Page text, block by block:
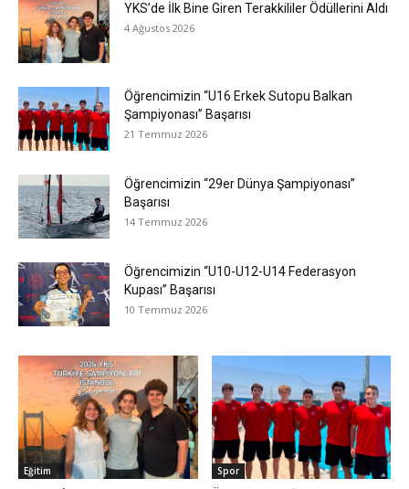
YKS’de İlk Bine Giren Terakkililer Ödüllerini Aldı
4 Ağustos 2026
Öğrencimizin “U16 Erkek Sutopu Balkan
Şampiyonası” Başarısı
21 Temmuz 2026
Öğrencimizin “29er Dünya Şampiyonası”
Başarısı
14 Temmuz 2026
Öğrencimizin “U10-U12-U14 Federasyon
Kupası” Başarısı
10 Temmuz 2026
Eğitim Spor